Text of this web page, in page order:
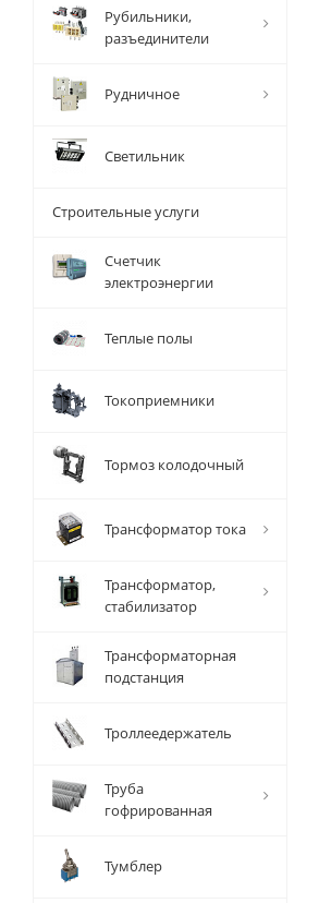
Рубильники,
разъединители
Рудничное
Светильник
Строительные услуги
Счетчик
электроэнергии
Теплые полы
Токоприемники
Тормоз колодочный
Трансформатор тока
Трансформатор,
стабилизатор
Трансформаторная
подстанция
Троллеедержатель
Труба
гофрированная
Тумблер